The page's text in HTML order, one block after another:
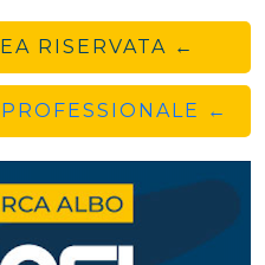
RISERVATA ←
←